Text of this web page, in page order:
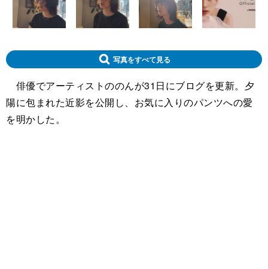
写真をすべて見る
俳優でアーティストののんが31日にブログを更新。夕
陽に包まれた近影を公開し、お気に入りのパンツへの愛
を明かした。